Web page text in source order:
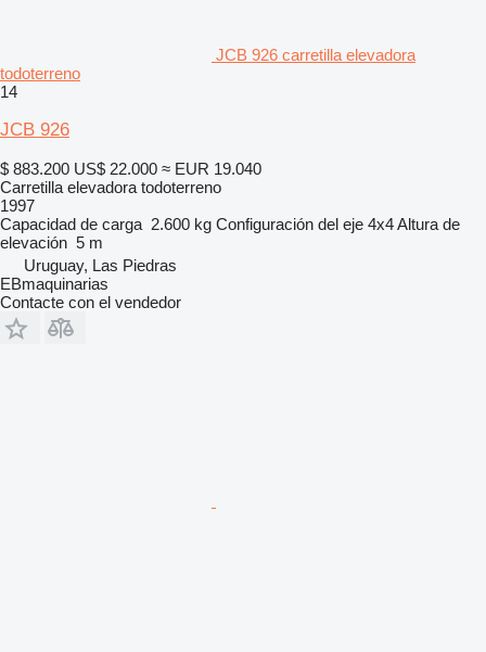
JCB 926 carretilla elevadora
todoterreno
14
JCB 926
$ 883.200 US$ 22.000 ≈ EUR 19.040
Carretilla elevadora todoterreno
1997
Capacidad de carga 2.600 kg Configuración del eje 4x4Altura de
elevación 5 m
Uruguay, Las Piedras
EBmaquinarias
Contacte con el vendedor